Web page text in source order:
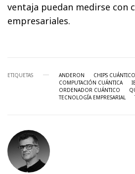
ventaja puedan medirse con
empresariales.
ETIQUETAS ANDERON
CHIPS
COMPUTACIÓN CUÁNTICA
ORDENADOR CUÁNTICO
TECNOLOGÍA EMPRESARIAL